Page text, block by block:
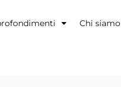
Chi siamo